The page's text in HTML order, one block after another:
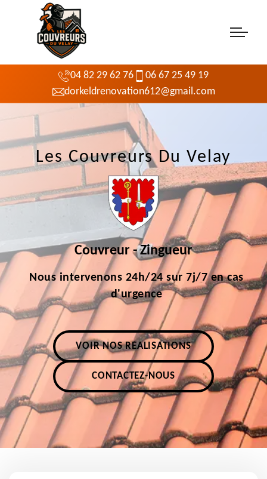
04 82 29 62 76
06 67 25 49 19
dorkeldrenovation612@gmail.com
Les Couvreurs Du Velay
Couvreur - Zingueur
Nous intervenons 24h/24 sur 7j/7 en cas
d'urgence
VOIR NOS RÉALISATIONS
CONTACTEZ-NOUS